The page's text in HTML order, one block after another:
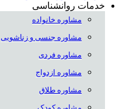
خدمات روانشناسی
مشاوره خانواده
مشاوره جنسی و زناشویی
مشاوره فردی
مشاوره ازدواج
مشاوره طلاق